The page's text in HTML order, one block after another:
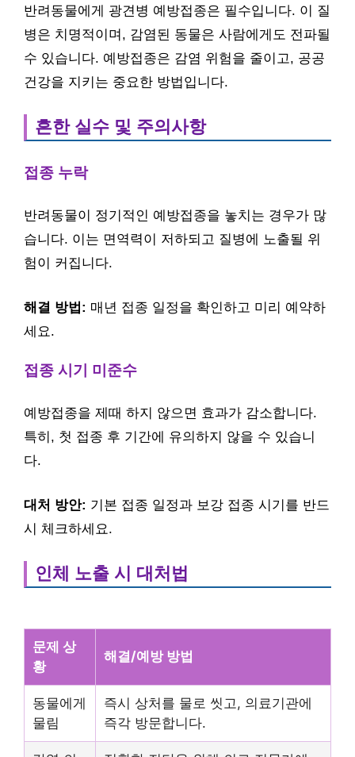
반려동물에게 광견병 예방접종은 필수입니다. 이 질
병은 치명적이며, 감염된 동물은 사람에게도 전파될
수 있습니다. 예방접종은 감염 위험을 줄이고, 공공
건강을 지키는 중요한 방법입니다.
흔한 실수 및 주의사항
접종 누락
반려동물이 정기적인 예방접종을 놓치는 경우가 많
습니다. 이는 면역력이 저하되고 질병에 노출될 위
험이 커집니다.
해결 방법: 매년 접종 일정을 확인하고 미리 예약하
세요.
접종 시기 미준수
예방접종을 제때 하지 않으면 효과가 감소합니다.
특히, 첫 접종 후 기간에 유의하지 않을 수 있습니
다.
대처 방안: 기본 접종 일정과 보강 접종 시기를 반드
시 체크하세요.
인체 노출 시 대처법
문제 상
황
해결/예방 방법
동물에게
물림
즉시 상처를 물로 씻고, 의료기관에
즉각 방문합니다.